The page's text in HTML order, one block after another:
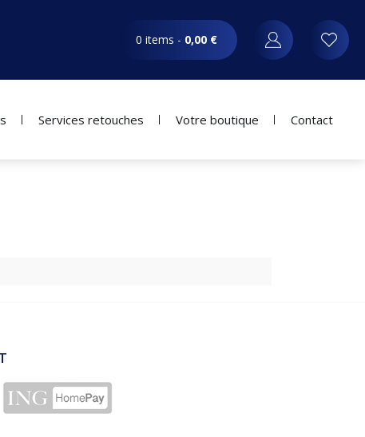
0 items - 0,00 €
Services retouches Votre boutique Contact